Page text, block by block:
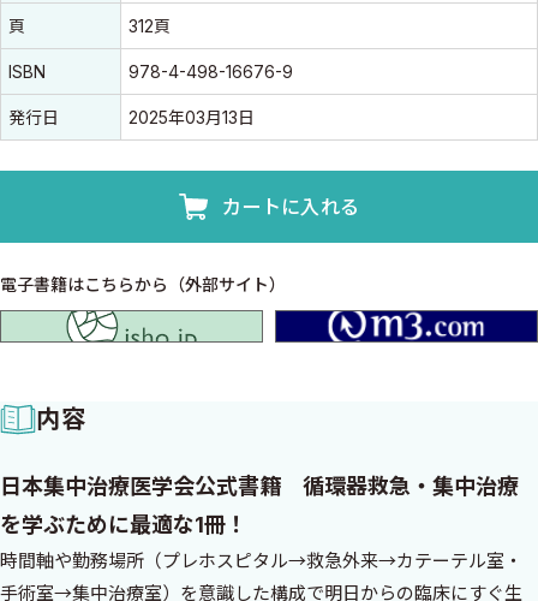
頁 312頁
ISBN 978-4-498-16676-9
発行日 2025年03月13日
カートに入れる
電子書籍はこちらから（外部サイト）
内容
日本集中治療医学会公式書籍 循環器救急・集中治療
を学ぶために最適な1冊！
時間軸や勤務場所（プレホスピタル→救急外来→カテーテル室・
手術室→集中治療室）を意識した構成で明日からの臨床にすぐ生